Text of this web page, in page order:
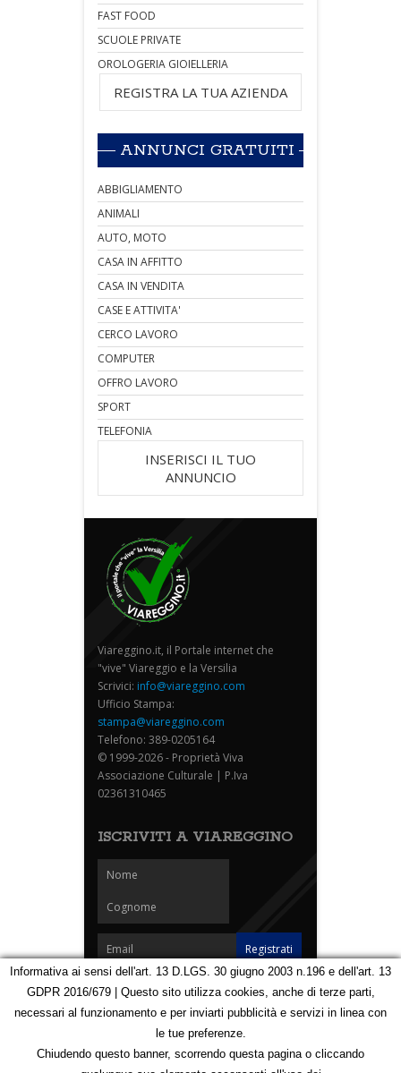
FAST FOOD
SCUOLE PRIVATE
OROLOGERIA GIOIELLERIA
REGISTRA LA TUA AZIENDA
ANNUNCI GRATUITI
ABBIGLIAMENTO
ANIMALI
AUTO, MOTO
CASA IN AFFITTO
CASA IN VENDITA
CASE E ATTIVITA'
CERCO LAVORO
COMPUTER
OFFRO LAVORO
SPORT
TELEFONIA
INSERISCI IL TUO
ANNUNCIO
Viareggino.it, il Portale internet che
"vive" Viareggio e la Versilia
Scrivici: info@viareggino.com
Ufficio Stampa:
stampa@viareggino.com
Telefono: 389-0205164
© 1999-2026 - Proprietà Viva
Associazione Culturale | P.Iva
02361310465
ISCRIVITI A VIAREGGINO
Homepage Notizie Speciali Eventi
Foto Carnevale
Mappa
Informativa ai sensi dell'art. 13 D.LGS. 30 giugno 2003 n.196 e dell'art. 13
GDPR 2016/679 | Questo sito utilizza cookies, anche di terze parti,
necessari al funzionamento e per inviarti pubblicità e servizi in linea con
le tue preferenze.
Chiudendo questo banner, scorrendo questa pagina o cliccando